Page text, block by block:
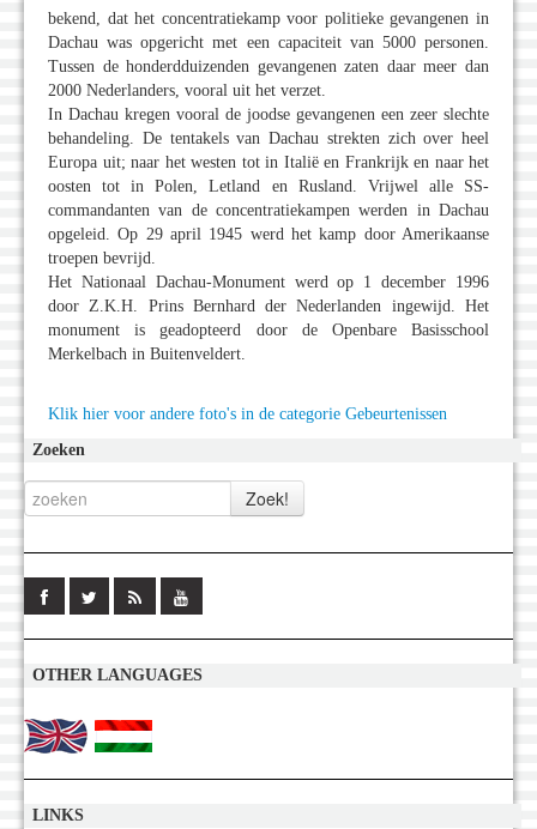
bekend, dat het concentratiekamp voor politieke gevangenen in
Dachau was opgericht met een capaciteit van 5000 personen.
Tussen de honderdduizenden gevangenen zaten daar meer dan
2000 Nederlanders, vooral uit het verzet.
In Dachau kregen vooral de joodse gevangenen een zeer slechte
behandeling. De tentakels van Dachau strekten zich over heel
Europa uit; naar het westen tot in Italië en Frankrijk en naar het
oosten tot in Polen, Letland en Rusland. Vrijwel alle SS-
commandanten van de concentratiekampen werden in Dachau
opgeleid. Op 29 april 1945 werd het kamp door Amerikaanse
troepen bevrijd.
Het Nationaal Dachau-Monument werd op 1 december 1996
door Z.K.H. Prins Bernhard der Nederlanden ingewijd. Het
monument is geadopteerd door de Openbare Basisschool
Merkelbach in Buitenveldert.
Klik hier voor andere foto's in de categorie Gebeurtenissen
Zoeken
OTHER LANGUAGES
LINKS